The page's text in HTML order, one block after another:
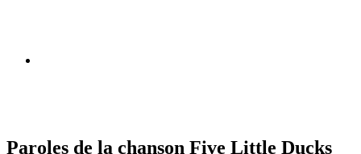
Paroles de la chanson Five Little Ducks